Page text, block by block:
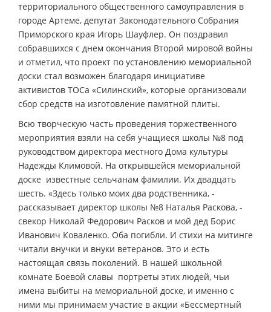
территориального общественного самоуправления в
городе Артеме, депутат Законодательного Собрания
Приморского края Игорь Шауфлер. Он поздравил
собравшихся с днем окончания Второй мировой войны
и отметил, что проект по установлению мемориальной
доски стал возможен благодаря инициативе
активистов ТОСа «Силинский», которые организовали
сбор средств на изготовление памятной плиты.
Всю творческую часть проведения торжественного
мероприятия взяли на себя учащиеся школы №8 под
руководством директора местного Дома культуры
Надежды Климовой. На открывшейся мемориальной
доске ­ известные сельчанам фамилии. Их двадцать
шесть. «Здесь только моих два родственника, ­
рассказывает директор школы №8 Наталья Раскова, ­
свекор Николай Федорович Расков и мой дед Борис
Иванович Коваленко. Оба погибли. И стихи на митинге
читали внучки и внуки ветеранов. Это и есть
настоящая связь поколений. В нашей школьной
комнате Боевой славы портреты этих людей, чьи
имена выбиты на мемориальной доске, и именно с
ними мы принимаем участие в акции «Бессмертный